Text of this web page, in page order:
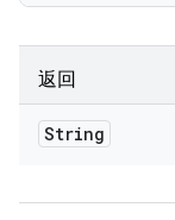
返回
String